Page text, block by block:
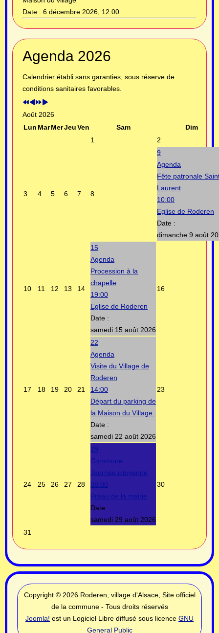
Date : 6 décembre 2026, 12:00
Agenda 2026
Calendrier établi sans garanties, sous réserve de
conditions sanitaires favorables.
Année
précédente
précédent
suivante
suivant
Août 2026
Lun MarMerJeuVen Sam
Dim
1
2
3 4 5 6 7 8
9
Agenda
Fête patronale
Laurent
10:00
Eglise de Roderen
Date :
dimanche 9 août
10 11 12 13 14
15
Agenda
Procession à la
chapelle
19:00
Eglise de Roderen
Date :
samedi 15 août 2026
16
17 18 19 20 21
22
Agenda
Visite du Village de
Roderen
14:00
Départ du parking de
la Maison du Village.
Date :
samedi 22 août 2026
23
24 25 26 27 28
29
Commune
Journée citoyenne
08:00
Préau de la mairie
Date :
samedi 29 août 2026
30
31
Copyright © 2026 Roderen, village d'Alsace, Site officiel
de la commune - Tous droits réservés
Joomla! est un Logiciel Libre diffusé sous licence GNU
General Public